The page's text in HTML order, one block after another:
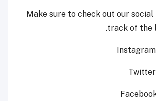
Make sure to check out our social
track of the
Instagram
Twitter